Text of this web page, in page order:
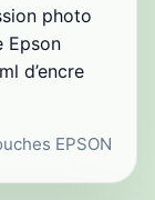
photo
Epson
d’encre
EPSON